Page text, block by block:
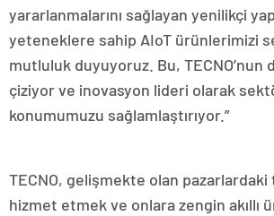
yararlanmalarını sağlayan yenilikçi
yeteneklere sahip AIoT ürünlerimizi
mutluluk duyuyoruz. Bu, TECNO’nun
çiziyor ve inovasyon lideri olarak
konumumuzu sağlamlaştırıyor.”
TECNO, gelişmekte olan
hizmet etmek ve onlara zengin akıllı